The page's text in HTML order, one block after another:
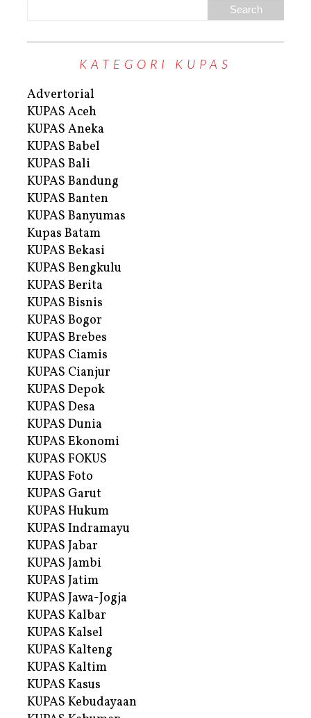
KATEGORI KUPAS
Advertorial
KUPAS Aceh
KUPAS Aneka
KUPAS Babel
KUPAS Bali
KUPAS Bandung
KUPAS Banten
KUPAS Banyumas
Kupas Batam
KUPAS Bekasi
KUPAS Bengkulu
KUPAS Berita
KUPAS Bisnis
KUPAS Bogor
KUPAS Brebes
KUPAS Ciamis
KUPAS Cianjur
KUPAS Depok
KUPAS Desa
KUPAS Dunia
KUPAS Ekonomi
KUPAS FOKUS
KUPAS Foto
KUPAS Garut
KUPAS Hukum
KUPAS Indramayu
KUPAS Jabar
KUPAS Jambi
KUPAS Jatim
KUPAS Jawa-Jogja
KUPAS Kalbar
KUPAS Kalsel
KUPAS Kalteng
KUPAS Kaltim
KUPAS Kasus
KUPAS Kebudayaan